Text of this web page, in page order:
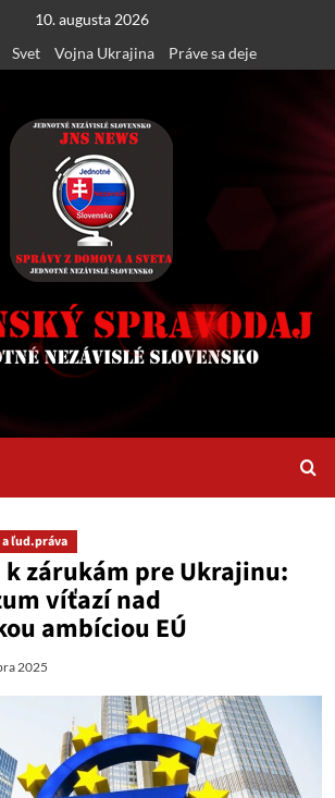
10. augusta 2026
Svet Vojna Ukrajina Práve sa deje
ľud.práva
k zárukám pre Ukrajinu:
víťazí nad
ambíciou EÚ
2025